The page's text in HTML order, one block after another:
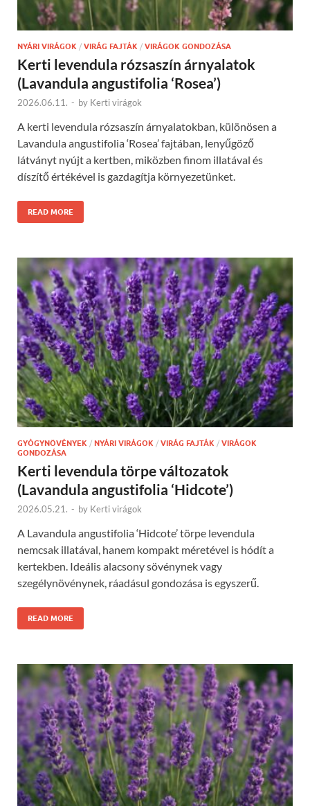
NYÁRI VIRÁGOK / VIRÁG FAJTÁK / VIRÁGOK GONDOZÁSA
Kerti levendula rózsaszín árnyalatok
(Lavandula angustifolia ‘Rosea’)
2026.06.11. - by Kerti virágok
A kerti levendula rózsaszín árnyalatokban, különösen a
Lavandula angustifolia ‘Rosea’ fajtában, lenyűgöző
látványt nyújt a kertben, miközben finom illatával és
díszítő értékével is gazdagítja környezetünket.
READ MORE
GYÓGYNÖVÉNYEK / NYÁRI VIRÁGOK / VIRÁG FAJTÁK / VIRÁGOK
GONDOZÁSA
Kerti levendula törpe változatok
(Lavandula angustifolia ‘Hidcote’)
2026.05.21. - by Kerti virágok
A Lavandula angustifolia ‘Hidcote’ törpe levendula
nemcsak illatával, hanem kompakt méretével is hódít a
kertekben. Ideális alacsony sövénynek vagy
szegélynövénynek, ráadásul gondozása is egyszerű.
READ MORE